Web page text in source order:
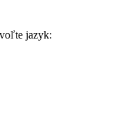
jazyk: